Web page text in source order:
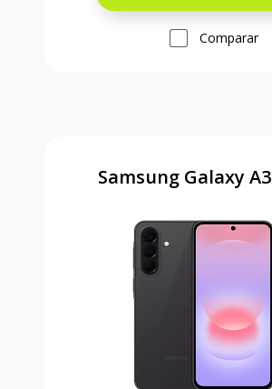
Comparar
Samsung Galaxy